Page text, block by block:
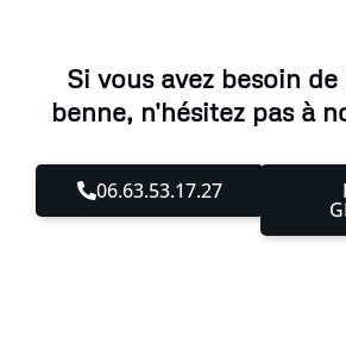
Si vous avez besoin
benne, n'hésitez pas à
06.63.53.17.27